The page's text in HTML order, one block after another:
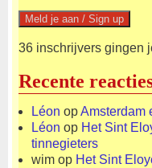
36 inschrijvers gingen
Recente
Léon opAmsterdam
Léon op Het Sint
tinnegieters
wim op Het Sint